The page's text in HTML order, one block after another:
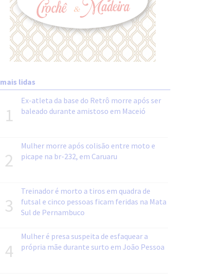
mais lidas
1
Ex-atleta da base do Retrô morre após ser
baleado durante amistoso em Maceió
2
Mulher morre após colisão entre moto e
picape na br-232, em Caruaru
3
Treinador é morto a tiros em quadra de
futsal e cinco pessoas ficam feridas na Mata
Sul de Pernambuco
4
Mulher é presa suspeita de esfaquear a
própria mãe durante surto em João Pessoa